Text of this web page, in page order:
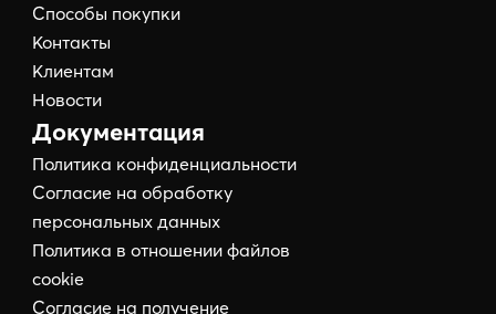
Способы покупки
Контакты
Клиентам
Новости
Документация
Политика конфиденциальности
Согласие на обработку
персональных данных
Политика в отношении файлов
cookie
Согласие на получение